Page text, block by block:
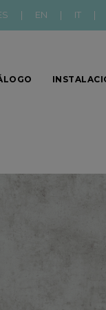
| EN | IT |